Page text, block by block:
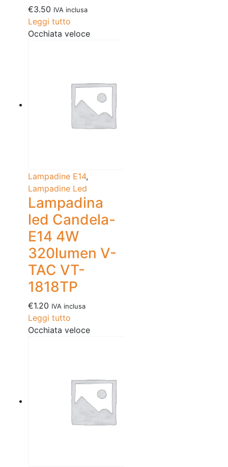
€3.50 IVA inclusa
Leggi tutto
Occhiata veloce
Lampadine E14,
Lampadine Led
Lampadina
led Candela-
E14 4W
320lumen V-
TAC VT-
1818TP
€1.20 IVA inclusa
Leggi tutto
Occhiata veloce